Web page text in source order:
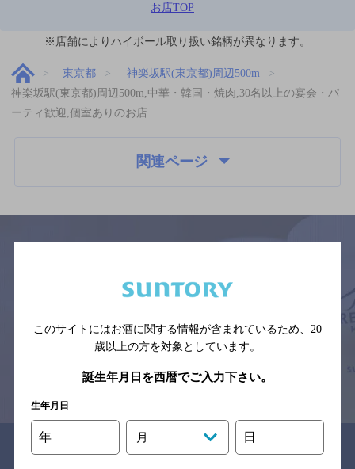
お店TOP
※店舗によりハイボール取り扱い銘柄が異なります。
東京都
神楽坂駅(東京都)周辺500m
神楽坂駅(東京都)周辺500m,中華・韓国・焼肉,30名以上の宴会・パ
ーティ歓迎,個室ありのお店
関連ページ
サイトマップ ご意見・ご感想 利用規約
念のためお店にご確認の上ご来店くださいますようお願い申し上げま
す。
情報提供：ぐるなび
関連リンク
このサイトにはお酒に関する情報が含まれているため、 20
歳以上の方を対象としています。
誕生年月日を西暦でご入力下さい。
生年月日
年 月 日